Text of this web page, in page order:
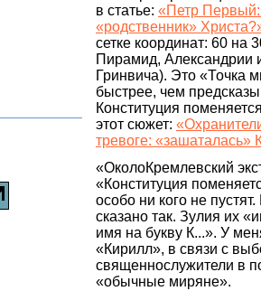
в статье: «Петр Первый:
«родственник»
сетке координат: 60 на
Пирамид, Александрии
Гринвича). Это «Точка
быстрее, чем
Конституция
этот сюжет:
тревоге: «зашаталась»
«ОколоКремлевский
«Конституция
особо ни кого не
сказано так. Зулия их
имя на букву К...». У
«Кирилл», в связи с
священнослужители в
«обычные миряне».